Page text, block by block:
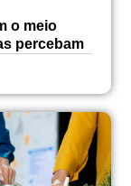
o meio
percebam